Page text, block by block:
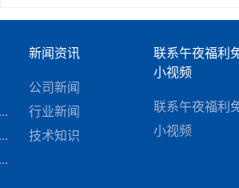
新闻资讯
公司新闻
行业新闻
技术知识
联系午夜福利
小视频
联系午夜福利
小视频